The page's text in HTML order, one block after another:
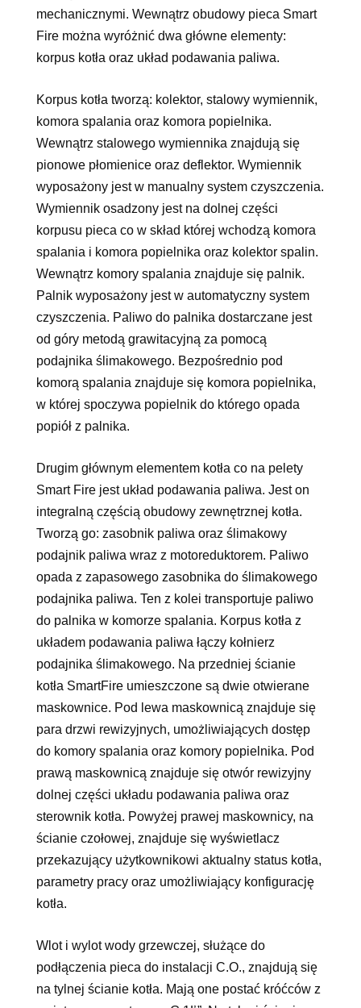
mechanicznymi. Wewnątrz obudowy pieca Smart
Fire można wyróżnić dwa główne elementy:
korpus kotła oraz układ podawania paliwa.
Korpus kotła tworzą: kolektor, stalowy wymiennik,
komora spalania oraz komora popielnika.
Wewnątrz stalowego wymiennika znajdują się
pionowe płomienice oraz deflektor. Wymiennik
wyposażony jest w manualny system czyszczenia.
Wymiennik osadzony jest na dolnej części
korpusu pieca co w skład której wchodzą komora
spalania i komora popielnika oraz kolektor spalin.
Wewnątrz komory spalania znajduje się palnik.
Palnik wyposażony jest w automatyczny system
czyszczenia. Paliwo do palnika dostarczane jest
od góry metodą grawitacyjną za pomocą
podajnika ślimakowego. Bezpośrednio pod
komorą spalania znajduje się komora popielnika,
w której spoczywa popielnik do którego opada
popiół z palnika.
Drugim głównym elementem kotła co na pelety
Smart Fire jest układ podawania paliwa. Jest on
integralną częścią obudowy zewnętrznej kotła.
Tworzą go: zasobnik paliwa oraz ślimakowy
podajnik paliwa wraz z motoreduktorem. Paliwo
opada z zapasowego zasobnika do ślimakowego
podajnika paliwa. Ten z kolei transportuje paliwo
do palnika w komorze spalania. Korpus kotła z
układem podawania paliwa łączy kołnierz
podajnika ślimakowego. Na przedniej ścianie
kotła SmartFire umieszczone są dwie otwierane
maskownice. Pod lewa maskownicą znajduje się
para drzwi rewizyjnych, umożliwiających dostęp
do komory spalania oraz komory popielnika. Pod
prawą maskownicą znajduje się otwór rewizyjny
dolnej części układu podawania paliwa oraz
sterownik kotła. Powyżej prawej maskownicy, na
ścianie czołowej, znajduje się wyświetlacz
przekazujący użytkownikowi aktualny status kotła,
parametry pracy oraz umożliwiający konfigurację
kotła.
Wlot i wylot wody grzewczej, służące do
podłączenia pieca do instalacji C.O., znajdują się
na tylnej ścianie kotła. Mają one postać króćców z